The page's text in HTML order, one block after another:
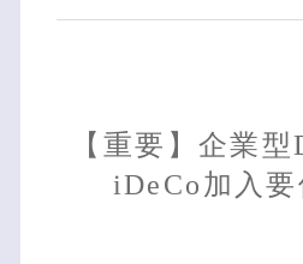
【重要】企業
iDeCo加入要